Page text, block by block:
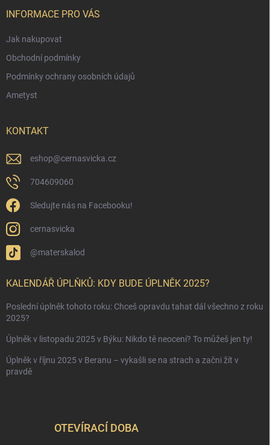
INFORMACE PRO VÁS
Jak nakupovat
Obchodní podmínky
Podmínky ochrany osobních údajů
Ametyst
KONTAKT
eshop@cernasvicka.cz
704609060
Sledujte nás na Facebooku!
cernasvicka
@materskalod
KALENDÁŘ ÚPLŇKŮ: KDY BUDE ÚPLNĚK 2025?
Poslední úplněk tohoto roku: Chceš opravdu tahat dál všechno z roku
2025?
Úplněk v listopadu 2025 v Býku: Nikdo tě neocení? To můžeš jen ty!
Úplněk v říjnu 2025 v Beranu – vykašli se na strach a začni žít v
pravdě
OTEVÍRACÍ DOBA